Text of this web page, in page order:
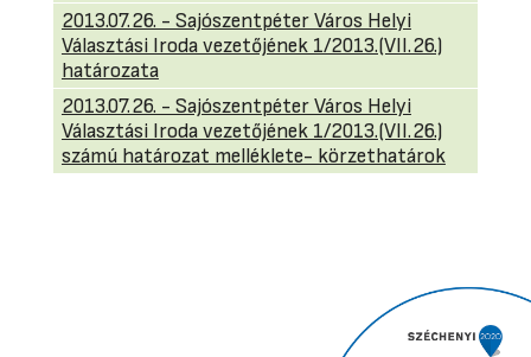
2013.07.26. - Sajószentpéter Város Helyi
Választási Iroda vezetőjének 1/2013.(VII.26.)
határozata
2013.07.26. - Sajószentpéter Város Helyi
Választási Iroda vezetőjének 1/2013.(VII.26.)
számú határozat melléklete- körzethatárok